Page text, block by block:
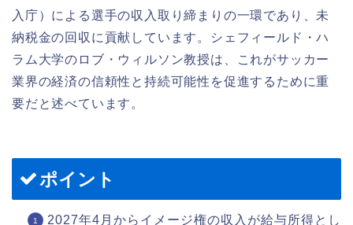
入庁）による選手の収入取り締まりの一環であり、未
納税金の回収に貢献しています。シェフィールド・ハ
ラム大学のロブ・ウィルソン教授は、これがサッカー
業界の経済の信頼性と持続可能性を促進するために重
要だと述べています。
ポイント
2027年4月からイメージ権の収入が給与所得とし